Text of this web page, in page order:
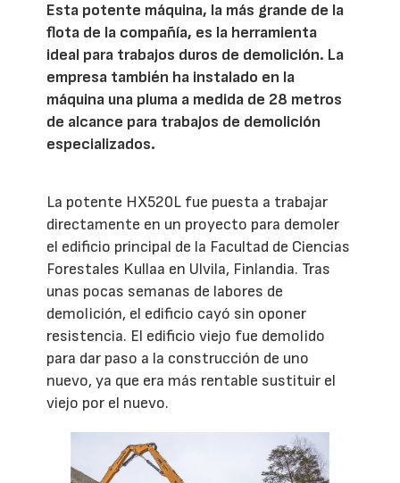
Esta potente máquina, la más grande de la
flota de la compañía, es la herramienta
ideal para trabajos duros de demolición. La
empresa también ha instalado en la
máquina una pluma a medida de 28 metros
de alcance para trabajos de demolición
especializados.
La potente HX520L fue puesta a trabajar
directamente en un proyecto para demoler
el edificio principal de la Facultad de Ciencias
Forestales Kullaa en Ulvila, Finlandia. Tras
unas pocas semanas de labores de
demolición, el edificio cayó sin oponer
resistencia. El edificio viejo fue demolido
para dar paso a la construcción de uno
nuevo, ya que era más rentable sustituir el
viejo por el nuevo.